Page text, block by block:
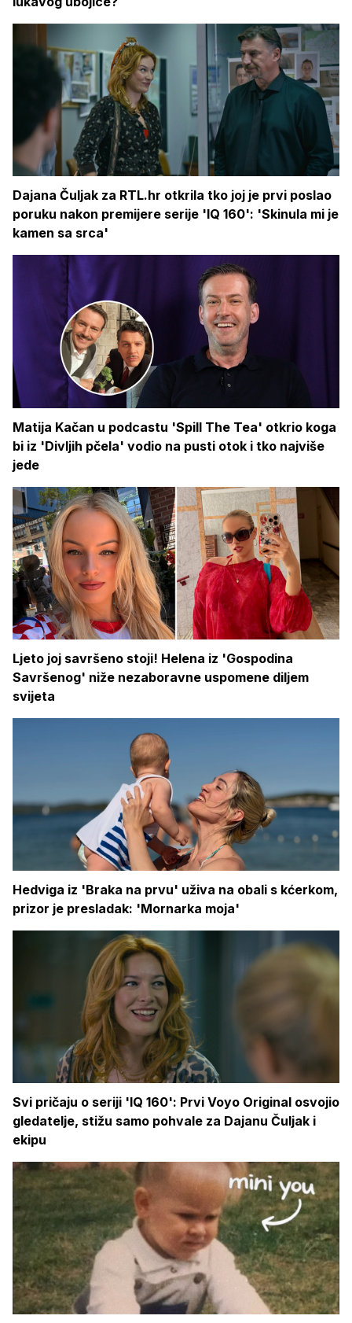
Dajana Čuljak za RTL.hr otkrila tko joj je prvi poslao
poruku nakon premijere serije 'IQ 160': 'Skinula mi je
kamen sa srca'
Matija Kačan u podcastu 'Spill The Tea' otkrio koga
bi iz 'Divljih pčela' vodio na pusti otok i tko najviše
jede
Ljeto joj savršeno stoji! Helena iz 'Gospodina
Savršenog' niže nezaboravne uspomene diljem
svijeta
Hedviga iz 'Braka na prvu' uživa na obali s kćerkom,
prizor je presladak: 'Mornarka moja'
Svi pričaju o seriji 'IQ 160': Prvi Voyo Original osvojio
gledatelje, stižu samo pohvale za Dajanu Čuljak i
ekipu